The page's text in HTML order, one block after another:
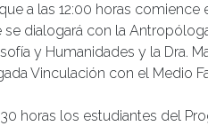
a las 12:00 horas comience
dialogará con la
y Humanidades y la Dra.
Vinculación con el Medio
horas los estudiantes del